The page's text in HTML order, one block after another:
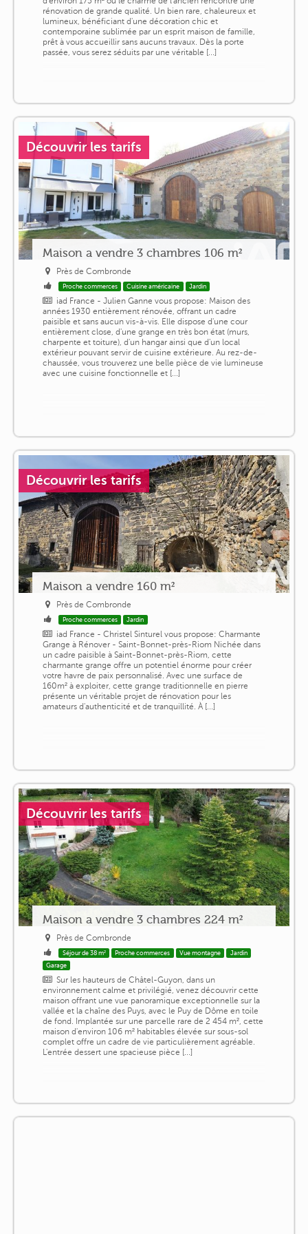
rénovation de grande qualité. Un bien rare, chaleureux et
lumineux, bénéficiant d'une décoration chic et
contemporaine sublimée par un esprit maison de famille,
prêt à vous accueillir sans aucuns travaux. Dès la porte
passée, vous serez séduits par une véritable [...]
Découvrir les tarifs
Maison a vendre 3 chambres 106 m²
Près de Combronde
Proche commerces Cuisine américaine Jardin
iad France - Julien Ganne vous propose: Maison des
années 1930 entièrement rénovée, offrant un cadre
paisible et sans aucun vis-à-vis. Elle dispose d'une cour
entièrement close, d'une grange en très bon état (murs,
charpente et toiture), d'un hangar ainsi que d'un local
extérieur pouvant servir de cuisine extérieure. Au rez-de-
chaussée, vous trouverez une belle pièce de vie lumineuse
avec une cuisine fonctionnelle et [...]
Découvrir les tarifs
Maison a vendre 160 m²
Près de Combronde
Proche commerces Jardin
iad France - Christel Sinturel vous propose: Charmante
Grange à Rénover - Saint-Bonnet-près-Riom Nichée dans
un cadre paisible à Saint-Bonnet-près-Riom, cette
charmante grange offre un potentiel énorme pour créer
votre havre de paix personnalisé. Avec une surface de
160m² à exploiter, cette grange traditionnelle en pierre
présente un véritable projet de rénovation pour les
amateurs d'authenticité et de tranquillité. À [...]
Découvrir les tarifs
Maison a vendre 3 chambres 224 m²
Près de Combronde
Séjour de 38 m² Proche commerces Vue montagne
Jardin
Garage
Sur les hauteurs de Châtel-Guyon, dans un
environnement calme et privilégié, venez découvrir cette
maison offrant une vue panoramique exceptionnelle sur la
vallée et la chaîne des Puys, avec le Puy de Dôme en toile
de fond. Implantée sur une parcelle rare de 2 454 m², cette
maison d'environ 106 m² habitables élevée sur sous-sol
complet offre un cadre de vie particulièrement agréable.
L'entrée dessert une spacieuse pièce [...]